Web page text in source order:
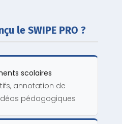
le SWIPE PRO ?
scolaires
annotation de
pédagogiques